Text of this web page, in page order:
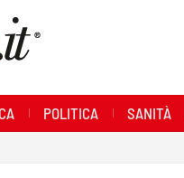
POLITICA SANITÀ